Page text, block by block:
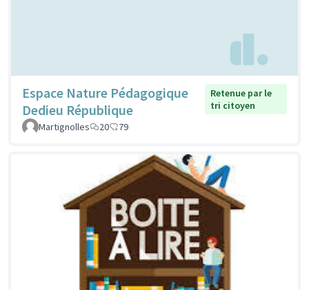
Espace Nature Pédagogique
Dedieu République
Retenue par le
tri citoyen
Martignolles
20 79